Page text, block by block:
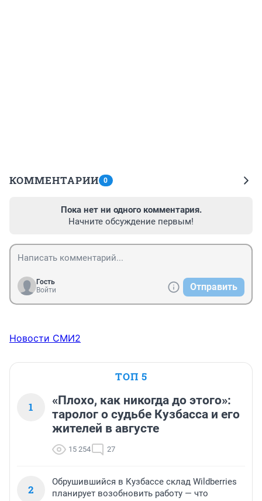
КОММЕНТАРИИ 0
Пока нет ни одного комментария.
Начните обсуждение первым!
Гость
Войти
Отправить
Новости СМИ2
ТОП 5
1
«Плохо, как никогда до этого»:
таролог о судьбе Кузбасса и его
жителей в августе
15 254 27
2
Обрушившийся в Кузбассе склад Wildberries
планирует возобновить работу — что